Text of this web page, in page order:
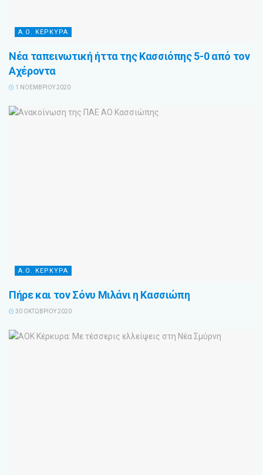
Α.Ο. ΚΕΡΚΥΡΑ
Νέα ταπεινωτική ήττα της Κασσιόπης 5-0 από τον
Αχέροντα
1 ΝΟΕΜΒΡΊΟΥ 2020
Α.Ο. ΚΕΡΚΥΡΑ
Πήρε και τον Σόνυ Μιλάνι η Κασσιώπη
30 ΟΚΤΩΒΡΊΟΥ 2020